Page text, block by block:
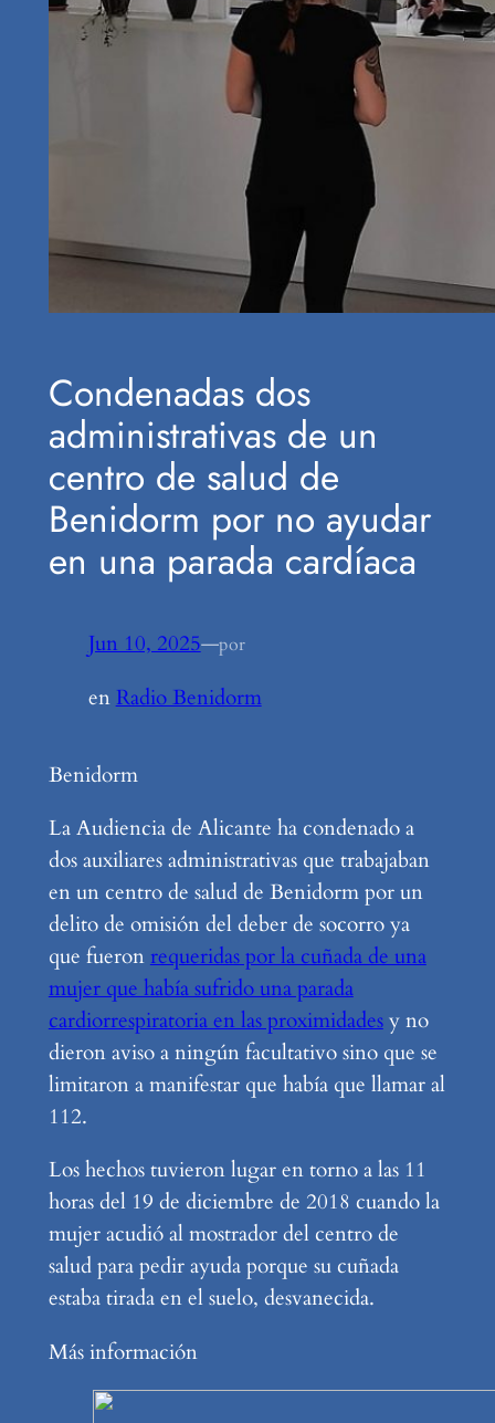
Condenadas dos
administrativas de un
centro de salud de
Benidorm por no ayudar
en una parada cardíaca
Jun 10, 2025—por
en Radio Benidorm
Benidorm
La Audiencia de Alicante ha condenado a
dos auxiliares administrativas que trabajaban
en un centro de salud de Benidorm por un
delito de omisión del deber de socorro ya
que fueronrequeridas por la cuñada de una
mujer que había sufrido una parada
cardiorrespiratoria en las proximidadesy no
dieron aviso a ningún facultativo sino que se
limitaron a manifestar que había que llamar al
112.
Los hechos tuvieron lugar en torno a las 11
horas del 19 de diciembre de 2018 cuando la
mujer acudió al mostrador del centro de
salud para pedir ayuda porque su cuñada
estaba tirada en el suelo, desvanecida.
Más información